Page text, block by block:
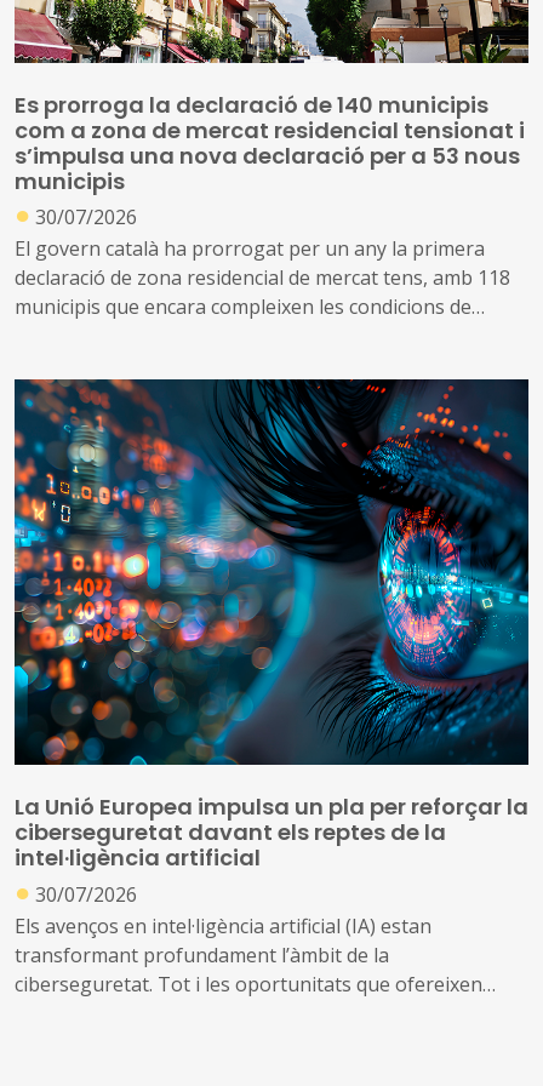
Es prorroga la declaració de 140 municipis
com a zona de mercat residencial tensionat i
s’impulsa una nova declaració per a 53 nous
municipis
● 30/07/2026
El govern català ha prorrogat per un any la primera
declaració de zona residencial de mercat tens, amb 118
municipis que encara compleixen les condicions de
A més, impulsa una nova declaració que inclou altres 53
municipis que no es consideraven de mercat tens, però
que s’ha identificat que ara compleixen les condicions
per aplicar el topall de preus
La Unió Europea impulsa un pla per reforçar la
ciberseguretat davant els reptes de la
intel·ligència artificial
● 30/07/2026
Els avenços en intel·ligència artificial (IA) estan
transformant profundament l’àmbit de la
ciberseguretat. Tot i les oportunitats que ofereixen